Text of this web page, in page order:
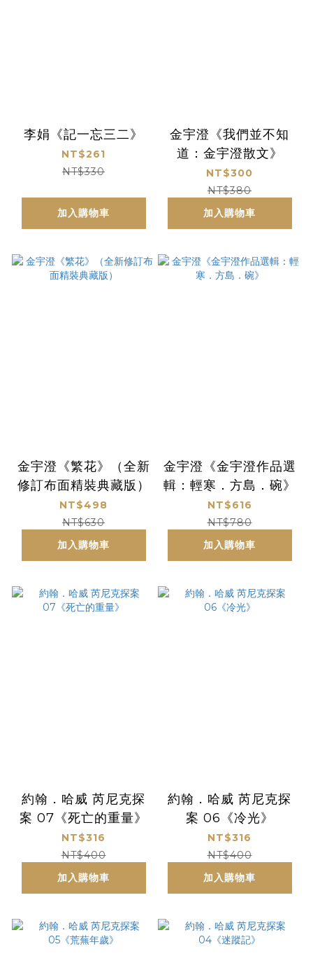
李娟《記一忘三二》
NT$261
NT$330
加入購物車
金宇澄《我們並不知
道：金宇澄散文》
NT$300
NT$380
加入購物車
金宇澄《繁花》（全新
修訂布面精裝典藏版）
NT$498
NT$630
加入購物車
金宇澄《金宇澄作品選
輯：輕寒．方島．碗》
NT$616
NT$780
加入購物車
約翰．哈威 芮尼克探
案 07《死亡的重量》
NT$316
NT$400
加入購物車
約翰．哈威 芮尼克探
案 06《冷光》
NT$316
NT$400
加入購物車